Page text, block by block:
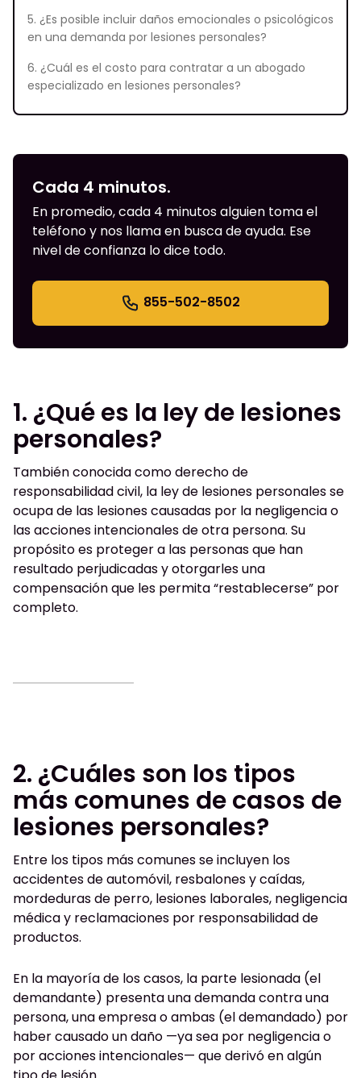
5. ¿Es posible incluir daños emocionales o psicológicos
en una demanda por lesiones personales?
6. ¿Cuál es el costo para contratar a un abogado
especializado en lesiones personales?
Cada 4 minutos.
En promedio, cada 4 minutos alguien toma el
teléfono y nos llama en busca de ayuda. Ese
nivel de confianza lo dice todo.
855-502-8502
1. ¿Qué es la ley de lesiones
personales?
También conocida como derecho de
responsabilidad civil, la ley de lesiones personales se
ocupa de las lesiones causadas por la negligencia o
las acciones intencionales de otra persona. Su
propósito es proteger a las personas que han
resultado perjudicadas y otorgarles una
compensación que les permita “restablecerse” por
completo.
2. ¿Cuáles son los tipos
más comunes de casos de
lesiones personales?
Entre los tipos más comunes se incluyen los
accidentes de automóvil, resbalones y caídas,
mordeduras de perro, lesiones laborales, negligencia
médica y reclamaciones por responsabilidad de
productos.
En la mayoría de los casos, la parte lesionada (el
demandante) presenta una demanda contra una
persona, una empresa o ambas (el demandado) por
haber causado un daño —ya sea por negligencia o
por acciones intencionales— que derivó en algún